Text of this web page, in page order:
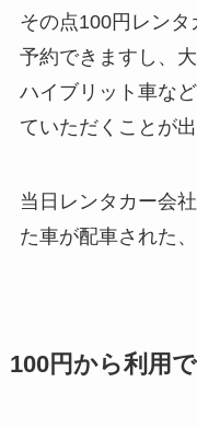
その点100円レン
予約できますし、
ハイブリット車な
ていただくことが出
当日レンタカー会
た車が配車された
100円から利用